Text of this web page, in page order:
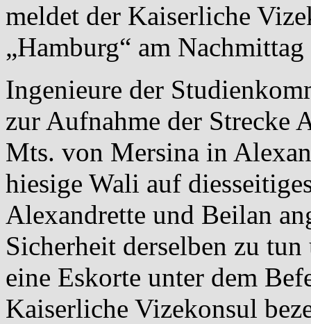
meldet der Kaiserliche
„Hamburg“ am
Ingenieure der
zur Aufnahme der Strecke
Mts. von Mersina in
hiesige Wali auf
Alexandrette und Beilan
Sicherheit derselben zu
eine Eskorte unter dem
Kaiserliche Vizekonsul